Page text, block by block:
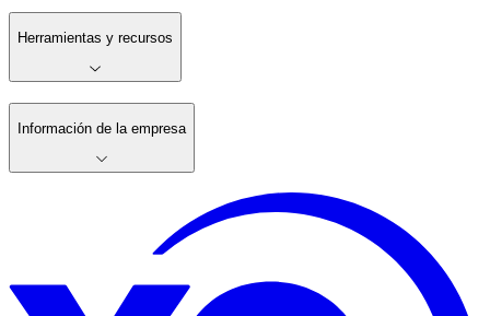
Herramientas y recursos
Información de la empresa